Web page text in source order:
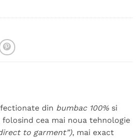
din bumbac 100% si
cea mai noua tehnologie
to garment”), mai exact